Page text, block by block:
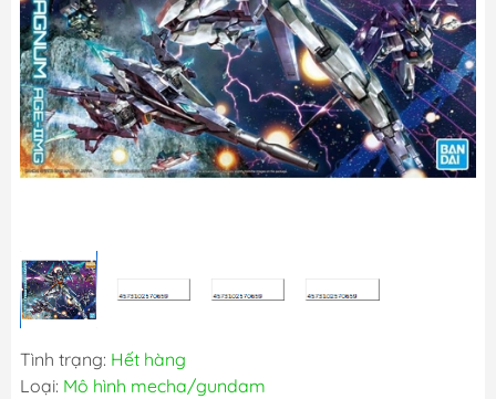
Tình trạng: Hết hàng
Loại: Mô hình mecha/gundam